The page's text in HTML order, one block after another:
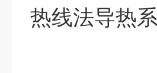
热线法导热